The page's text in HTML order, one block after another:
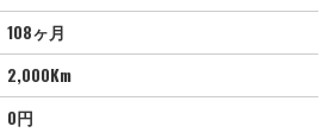
108ヶ月
2,000Km
0円